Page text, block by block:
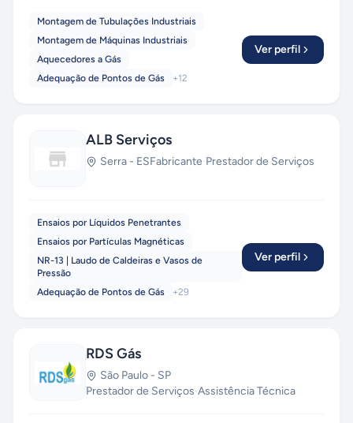
Montagem de Tubulações Industriais
Montagem de Máquinas Industriais
Aquecedores a Gás
Adequação de Pontos de Gás
+12
Ver perfil
ALB Serviços
Serra - ESFabricante·Prestador de Serviços
Ensaios por Líquidos Penetrantes
Ensaios por Partículas Magnéticas
NR-13 | Laudo de Caldeiras e Vasos de
Pressão
Adequação de Pontos de Gás
+29
Ver perfil
RDS Gás
São Paulo - SP
Prestador de Serviços·Assistência Técnica